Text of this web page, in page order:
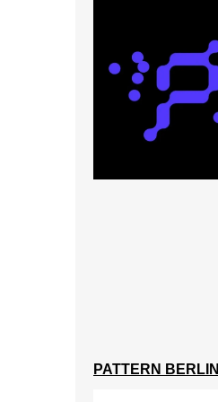
PATTERN BERLIN